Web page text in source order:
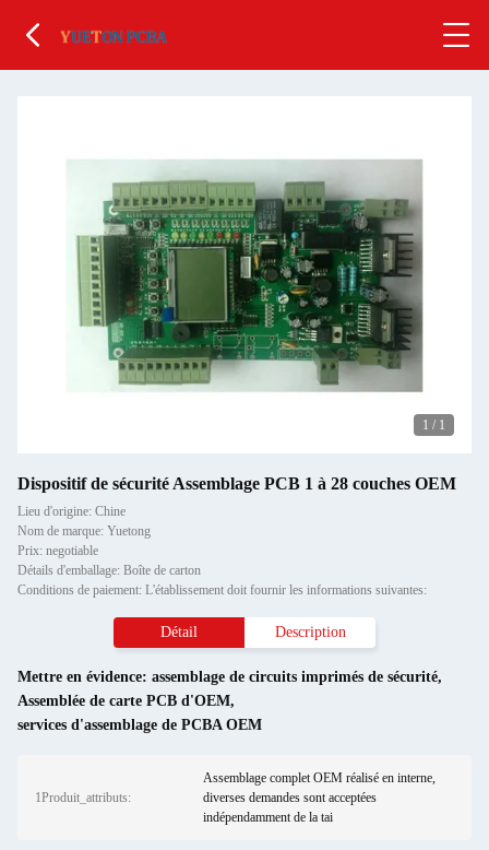
1 / 1
Dispositif de sécurité Assemblage PCB 1 à 28 couches OEM
Lieu d'origine: Chine
Nom de marque: Yuetong
Prix: negotiable
Détails d'emballage: Boîte de carton
Conditions de paiement: L'établissement doit fournir les informations suivantes:
Détail Description
Mettre en évidence: assemblage de circuits imprimés de sécurité,
Assemblée de carte PCB d'OEM,
services d'assemblage de PCBA OEM
1Produit_attributs:
Assemblage complet OEM réalisé en interne,
diverses demandes sont acceptées
indépendamment de la tai